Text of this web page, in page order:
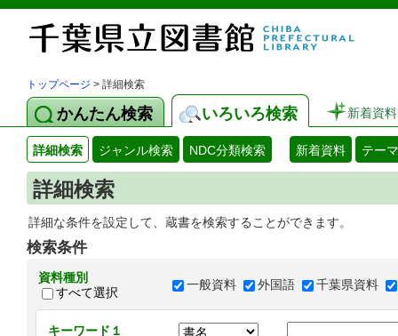
トップページ > 詳細検索
かんたん検索 いろいろ検索 新着資料
詳細検索 ジャンル検索 NDC分類検索 新着資料 テー
詳細検索
詳細な条件を設定して、蔵書を検索することができます。
検索条件
資料種別
すべて選択
一般資料 外国語 千葉県資料
キーワード１